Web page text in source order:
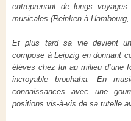
entreprenant de longs
musicales (Reinken à
Et plus tard sa vie devient
compose à Leipzig en donnant
élèves chez lui au milieu d’une
incroyable brouhaha. En
connaissances avec une
positions vis-à-vis de sa tutelle